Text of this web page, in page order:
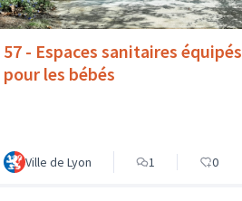
57 - Espaces sanitaires équipés
pour les bébés
Ville de Lyon 1 0